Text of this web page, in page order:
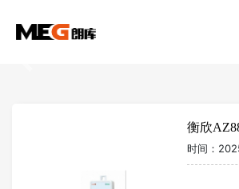
衡欣
时间：